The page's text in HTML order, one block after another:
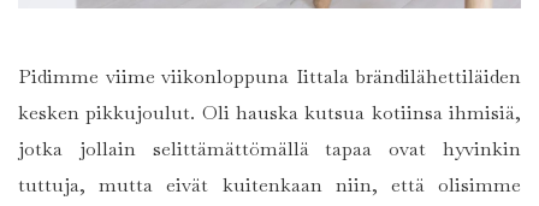
Pidimme viime viikonloppuna Iittala brändilähettiläiden
kesken pikkujoulut. Oli hauska kutsua kotiinsa ihmisiä,
jotka jollain selittämättömällä tapaa ovat hyvinkin
tuttuja, mutta eivät kuitenkaan niin, että olisimme